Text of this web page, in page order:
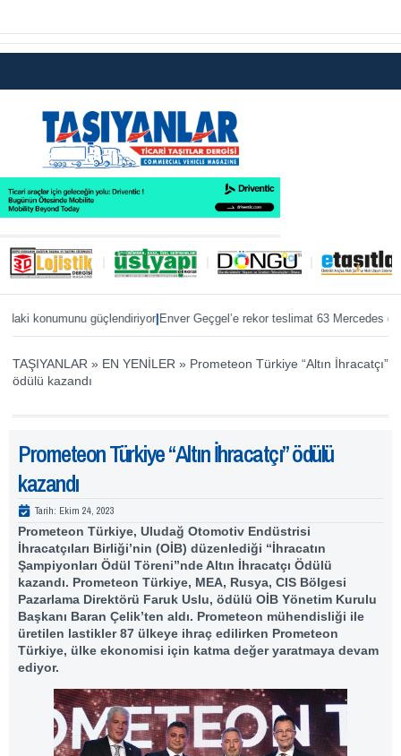
konumunu güçlendiriyor|Enver Geçgel’e rekor teslimat 63 Mercedes otobüs
TAŞIYANLAR » EN YENİLER » Prometeon Türkiye “Altın İhracatçı”
ödülü kazandı
Prometeon Türkiye “Altın İhracatçı” ödülü
kazandı
Tarih: Ekim 24, 2023
Prometeon Türkiye, Uludağ Otomotiv Endüstrisi
İhracatçıları Birliği’nin (OİB) düzenlediği “İhracatın
Şampiyonları Ödül Töreni”nde Altın İhracatçı Ödülü
kazandı. Prometeon Türkiye, MEA, Rusya, CIS Bölgesi
Pazarlama Direktörü Faruk Uslu, ödülü OİB Yönetim Kurulu
Başkanı Baran Çelik’ten aldı. Prometeon mühendisliği ile
üretilen lastikler 87 ülkeye ihraç edilirken Prometeon
Türkiye, ülke ekonomisi için katma değer yaratmaya devam
ediyor.